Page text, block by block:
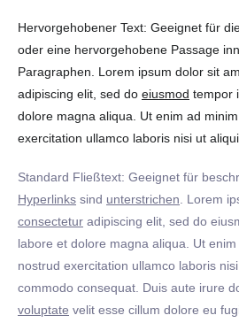
Hervorgehobener Text: Geeignet für
oder eine hervorgehobene Passage
Paragraphen. Lorem ipsum dolor sit
adipiscing elit, sed do eiusmod tempor
dolore magna aliqua. Ut enim ad
exercitation ullamco laboris nisi ut
Standard Fließtext: Geeignet für
Hyperlinks sind unterstrichen . Lorem
consectetur adipiscing elit, sed do
labore et dolore magna aliqua. Ut
nostrud exercitation ullamco laboris
commodo consequat. Duis aute irure
voluptate velit esse cillum dolore eu